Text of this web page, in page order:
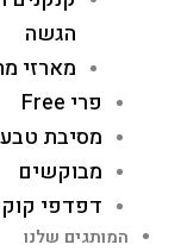
הגשה
מארזי
פרי Free
מסיבת טבע
מבוקשים
דפדפי
המותגים שלנו